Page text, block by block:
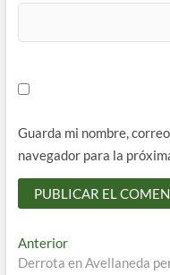
Guarda mi nombre,
navegador para la
Navegación
AnteriorEntrada
anterior:
Derrota en Avellaneda